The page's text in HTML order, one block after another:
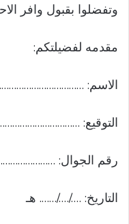
وتفضلوا بقبول وافر
مقدمه لفضيلتكم:
الاسم:
التوقيع:
رقم الجوال:
التاريخ: …./…./……. هـ